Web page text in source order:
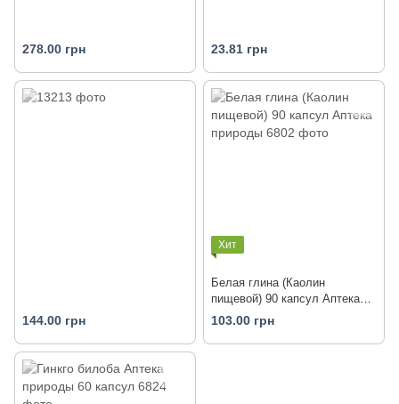
278.00 грн 23.81 грн
144.00 грн
Хит
Белая глина (Каолин
пищевой) 90 капсул Аптека
природы
103.00 грн